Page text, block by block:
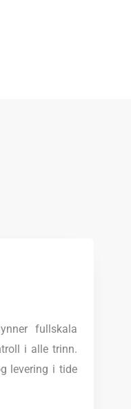
fullskala
i alle trinn.
levering i tide